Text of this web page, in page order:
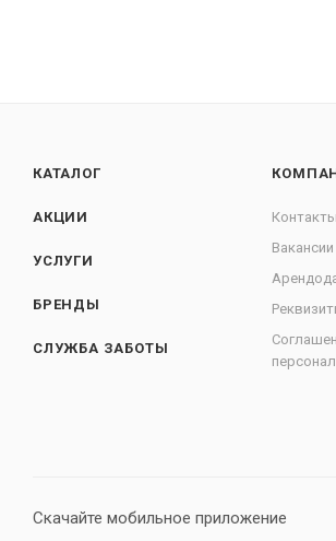
КАТАЛОГ
АКЦИИ
УСЛУГИ
БРЕНДЫ
СЛУЖБА ЗАБОТЫ
Контакты
Вакансии
Скачайте мобильное приложение